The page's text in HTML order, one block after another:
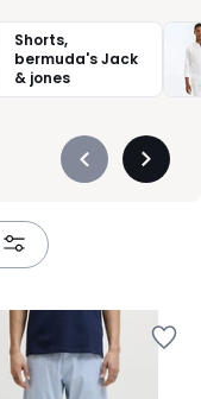
Shorts,
bermuda's Jack
& jones
Précédent